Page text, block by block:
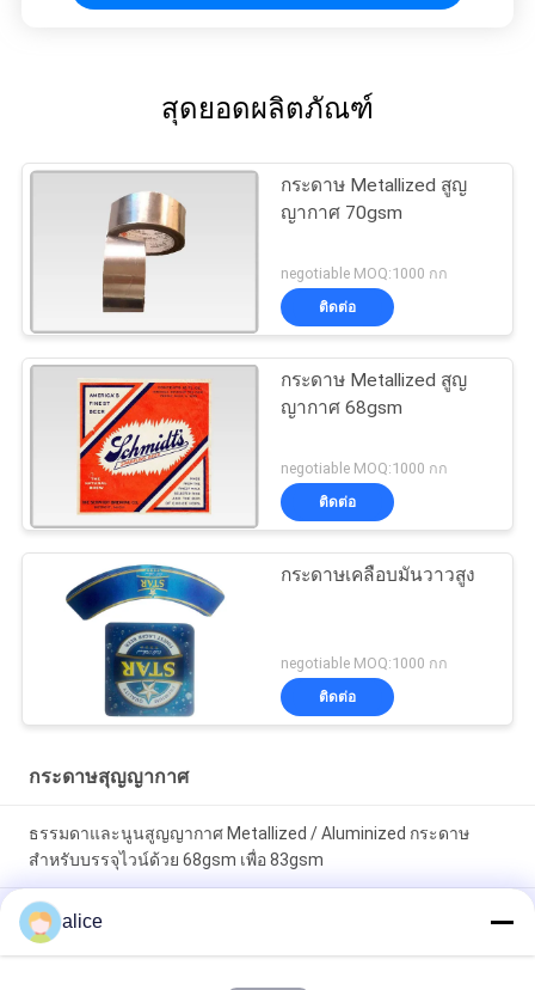
สุดยอดผลิตภัณฑ์
กระดาษ Metallized สูญ
ญากาศ 70gsm
negotiable MOQ:1000 กก
ติดต่อ
กระดาษ Metallized สูญ
ญากาศ 68gsm
negotiable MOQ:1000 กก
ติดต่อ
กระดาษเคลือบมันวาวสูง
negotiable MOQ:1000 กก
ติดต่อ
กระดาษสุญญากาศ
ธรรมดาและนูนสูญญากาศ Metallized / Aluminized กระดาษ
สำหรับบรรจุไวน์ด้วย 68gsm เพื่อ 83gsm
กระดาษสูญญากาศที่ใช้แล้วในประเทศจีนสำหรับกระดาษหีบห่อที่มี
ความหนา 68 มม. แผ่นกระดาษกันน้ำ
alice